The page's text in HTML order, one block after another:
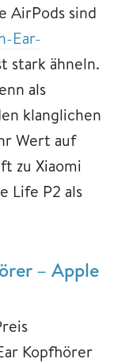
AirPods sind
Ear-
stark ähneln.
als
klanglichen
Wert auf
zu Xiaomi
Life P2 als
– Apple
Kopfhörer